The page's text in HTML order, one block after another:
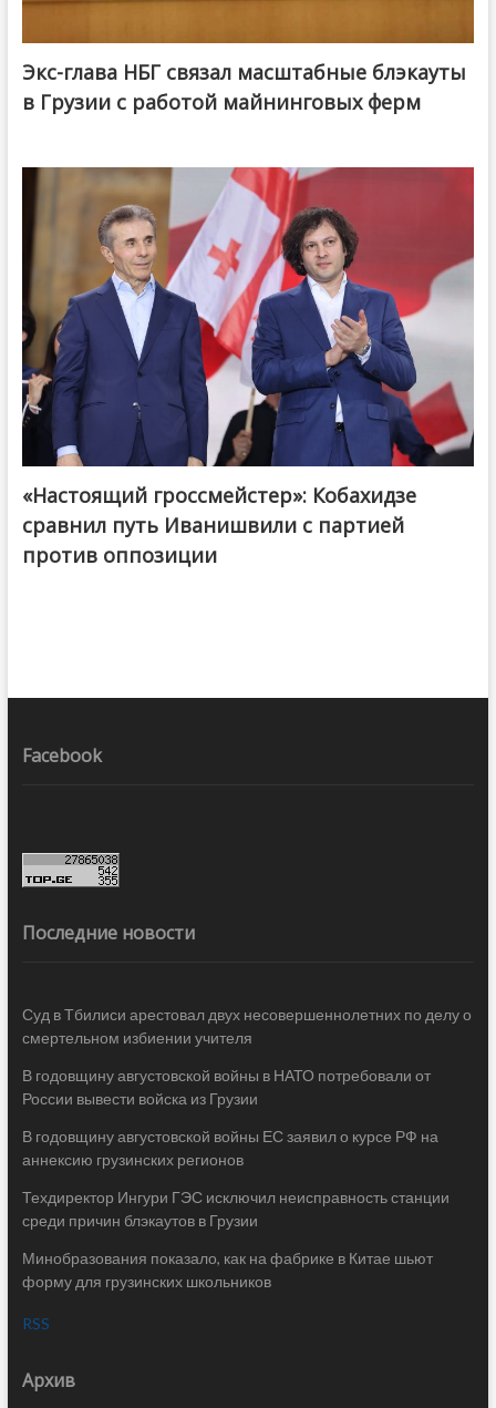
Экс-глава НБГ связал масштабные блэкауты
в Грузии с работой майнинговых ферм
@ქართული ოცნება / Georgian Dream
«Настоящий гроссмейстер»: Кобахидзе
сравнил путь Иванишвили с партией
против оппозиции
Facebook
Последние новости
Суд в Тбилиси арестовал двух несовершеннолетних по делу о
смертельном избиении учителя
В годовщину августовской войны в НАТО потребовали от
России вывести войска из Грузии
В годовщину августовской войны ЕС заявил о курсе РФ на
аннексию грузинских регионов
Техдиректор Ингури ГЭС исключил неисправность станции
среди причин блэкаутов в Грузии
Минобразования показало, как на фабрике в Китае шьют
форму для грузинских школьников
RSS
Архив